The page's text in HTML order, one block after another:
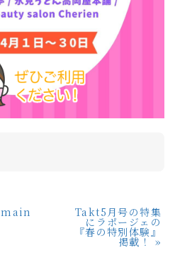
main Takt5月号の特集
にラポージェの
『春の特別体験』
掲載！ »